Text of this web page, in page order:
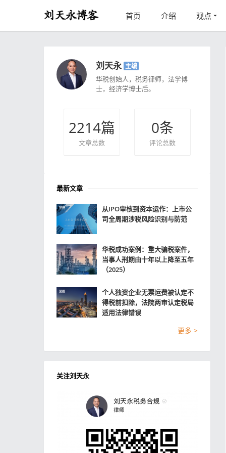
首页 介绍 观点
刘天永 主编
华税创始人，税务律师，法学博
士，经济学博士后。
2214篇
文章总数
0条
评论总数
最新文章
从IPO审核到资本运作：上市公
司全周期涉税风险识别与防范
华税成功案例：重大骗税案件，
当事人刑期由十年以上降至五年
（2025）
个人独资企业无票运费被认定不
得税前扣除，法院两审认定税局
适用法律错误
更多 >
关注刘天永